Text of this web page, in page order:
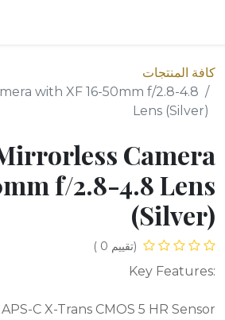
كافة المنتجات
with XF 16-50mm f/2.8-4.8
Lens (Silver)
Camera
f/2.8-4.8 Lens
(Silver)
(تقييم 0 )
:Key Features
C X-Trans CMOS 5 HR Sensor